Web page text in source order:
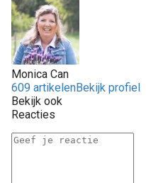
Monica Can
609 artikelenBekijk profiel
Bekijk ook
Reacties